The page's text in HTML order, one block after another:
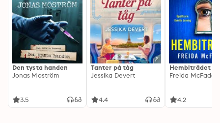
Den tysta handen
Jonas Moström
3.5
Tanter på tåg
Jessika Devert
4.4
Hembiträdet
Freida
4.2